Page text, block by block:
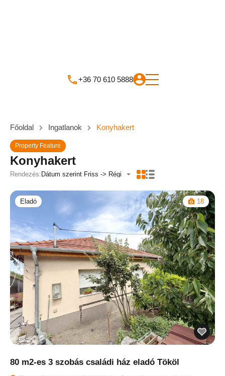
+36 70 610 5888
Főoldal Ingatlanok Konyhakert
Property Feature
Konyhakert
Rendezés: Dátum szerint Friss -> Régi
Eladó 18
80 m2-es 3 szobás családi ház eladó Tököl